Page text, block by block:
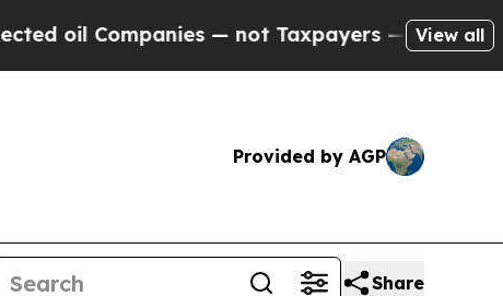
— not Taxpayers — the Chance to
View all
Provided by AGP
Share